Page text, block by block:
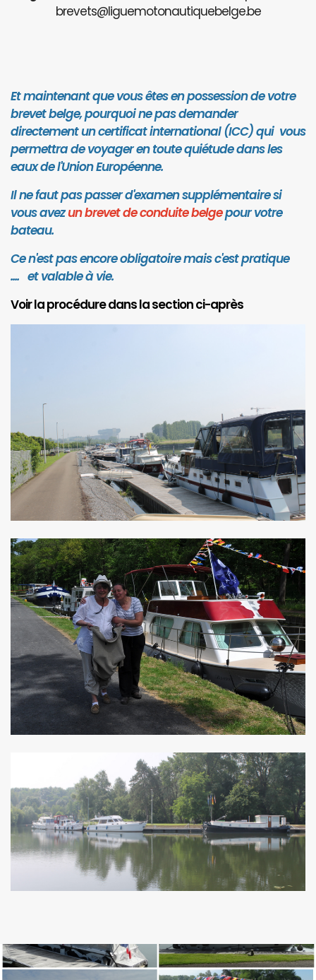
brevets@liguemotonautiquebelge.be
Et maintenant que vous êtes en possession de votre
brevet belge, pourquoi ne pas demander
directement un certificat international (ICC) qui vous
permettra de voyager en toute quiétude dans les
eaux de l'Union Européenne.
Il ne faut pas passer d'examen supplémentaire si
vous avezun brevet de conduite belgepour votre
bateau.
Ce n'est pas encore obligatoire mais c'est pratique
.... et valable à vie.
Voir la procédure dans la section ci-après